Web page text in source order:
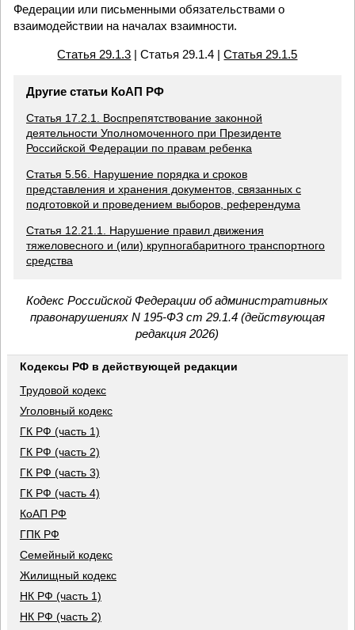
Федерации или письменными обязательствами о
взаимодействии на началах взаимности.
Статья 29.1.3 | Статья 29.1.4 |Статья 29.1.5
Другие статьи КоАП РФ
Статья 17.2.1. Воспрепятствование законной
деятельности Уполномоченного при Президенте
Российской Федерации по правам ребенка
Статья 5.56. Нарушение порядка и сроков
представления и хранения документов, связанных с
подготовкой и проведением выборов, референдума
Статья 12.21.1. Нарушение правил движения
тяжеловесного и (или) крупногабаритного транспортного
средства
Кодекс Российской Федерации об административных
правонарушениях N 195-ФЗ ст 29.1.4 (действующая
редакция 2026)
Кодексы РФ в действующей редакции
Трудовой кодекс
Уголовный кодекс
ГК РФ (часть 1)
ГК РФ (часть 2)
ГК РФ (часть 3)
ГК РФ (часть 4)
КоАП РФ
ГПК РФ
Семейный кодекс
Жилищный кодекс
НК РФ (часть 1)
НК РФ (часть 2)